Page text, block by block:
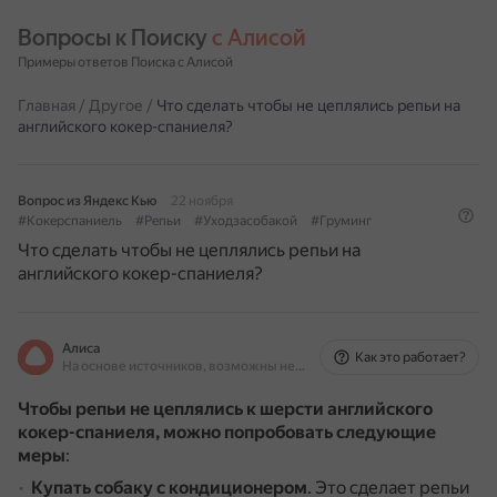
Вопросы к Поиску с Алисой
Примеры ответов Поиска с Алисой
Главная / Другое / Что сделать чтобы не цеплялись репьи на
английского кокер-спаниеля?
Вопрос из Яндекс Кью
22 ноября
#Кокерспаниель
#Репьи #Уходзасобакой #Груминг
Что сделать чтобы не цеплялись репьи на
английского кокер-спаниеля?
Алиса
На основе источников, возможны неточности
Как это работает?
Чтобы репьи не цеплялись к шерсти английского
кокер-спаниеля, можно попробовать следующие
меры:
Купать собаку с кондиционером. Это сделает репьи